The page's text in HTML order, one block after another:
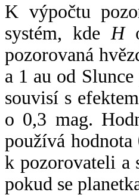
K výpočtu
systém, kde H
pozorovaná
a 1 au od
souvisí s
o 0,3 mag.
používá
k pozorovateli a
pokud se